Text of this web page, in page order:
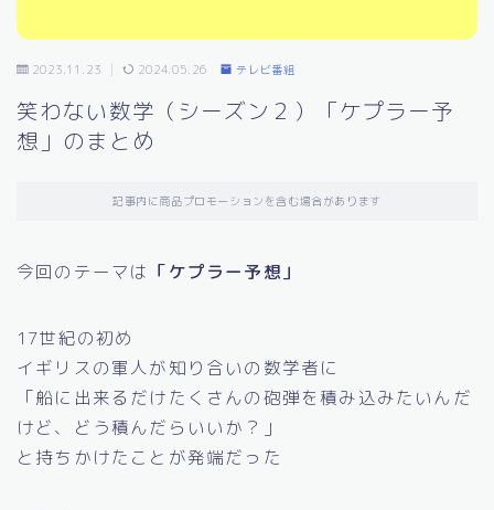
金属の科学（主にプレスによる塑性加工）
ステンレス鋼
プレス金型設計
元素の分類
圧延に関する情報
2023.11.23 2024.05.26 テレビ番組
笑わない数学（シーズン２）「ケプラー予
想」のまとめ
記事内に商品プロモーションを含む場合があります
今回のテーマは 「ケプラー予想」
17世紀の初め
イギリスの軍人が知り合いの数学者に
「船に出来るだけたくさんの砲弾を積み込みたいんだ
けど、どう積んだらいいか？」
と持ちかけたことが発端だった